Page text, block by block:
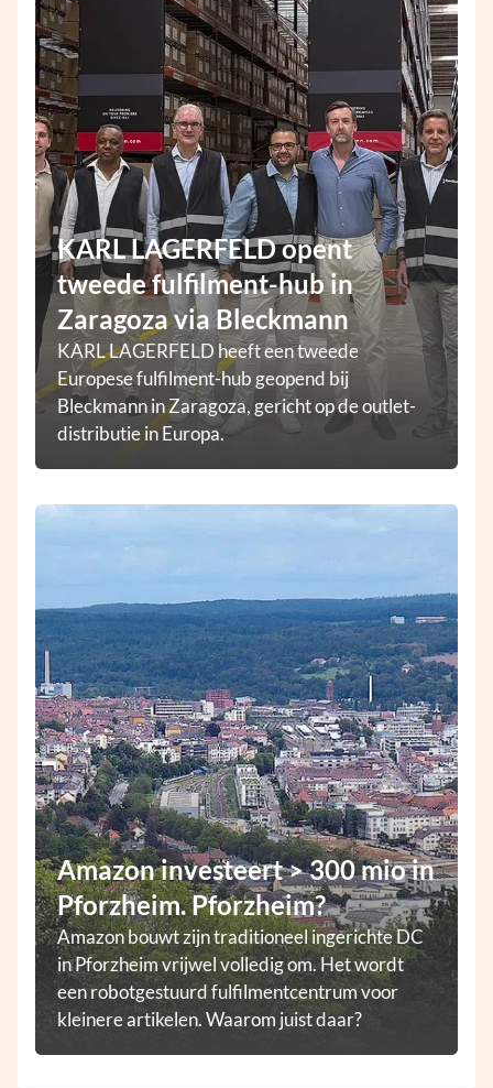
KARL LAGERFELD opent
tweede fulfilment-hub in
Zaragoza via Bleckmann
KARL LAGERFELD heeft een tweede
Europese fulfilment-hub geopend bij
Bleckmann in Zaragoza, gericht op de outlet-
distributie in Europa.
Amazon investeert > 300 mio in
Pforzheim. Pforzheim?
Amazon bouwt zijn traditioneel ingerichte DC
in Pforzheim vrijwel volledig om. Het wordt
een robotgestuurd fulfilmentcentrum voor
kleinere artikelen. Waarom juist daar?